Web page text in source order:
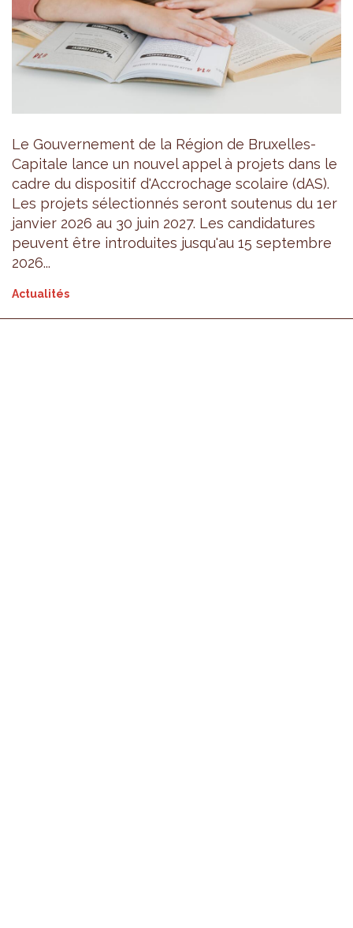
Le Gouvernement de la Région de Bruxelles-
Capitale lance un nouvel appel à projets dans le
cadre du dispositif d'Accrochage scolaire (dAS).
Les projets sélectionnés seront soutenus du 1er
janvier 2026 au 30 juin 2027. Les candidatures
peuvent être introduites jusqu'au 15 septembre
2026...
Actualités